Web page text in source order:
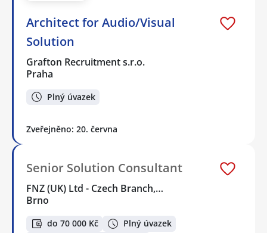
Architect for Audio/Visual
Solution
Grafton Recruitment s.r.o.
Praha
Plný úvazek
Zveřejněno: 20. června
Senior Solution Consultant
FNZ (UK) Ltd - Czech Branch,…
Brno
do 70 000 Kč
Plný úvazek